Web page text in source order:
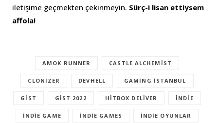
iletişime geçmekten çekinmeyin. Sürç-i lisan ettiysem
affola!
AMOK RUNNER CASTLE ALCHEMIST
CLONIZER DEVHELL GAMING İSTANBUL
GIST GİST 2022 HITBOX DELIVER INDIE
INDIE GAME INDIE GAMES INDIE OYUNLAR